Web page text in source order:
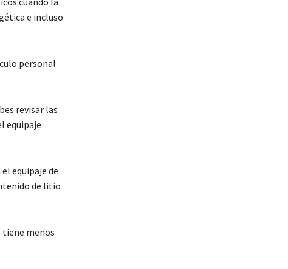
e incluso
personal
revisar las
equipaje
equipaje de
de litio
tiene menos